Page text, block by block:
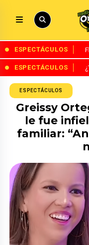
ESPECTÁCULOS
ESPECTÁCULOS
ESPECTÁCULOS
Greissy
le fue
familiar: